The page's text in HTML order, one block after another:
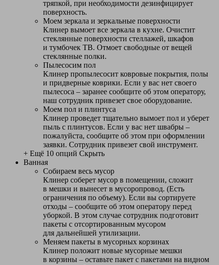
тряпкой, при необходимости дезинфицирует
поверхность.
Моем зеркала и зеркальные поверхности
Клинер вымоет все зеркала в кухне. Очистит
стеклянные поверхности стеллажей, шкафов
и тумбочек ТВ. Отмоет свободные от вещей
стеклянные полки.
Пылесосим пол
Клинер пропылесосит ковровые покрытия, полы
и придверные коврики. Если у вас нет своего
пылесоса – заранее сообщите об этом оператору,
наш сотрудник привезет свое оборудование.
Моем пол и плинтуса
Клинер проведет тщательно вымоет пол и уберет
пыль с плинтусов. Если у вас нет швабры –
пожалуйста, сообщите об этом при оформлении
заявки. Сотрудник привезет свой инструмент.
+ Ещё 10 опций Скрыть
Ванная
Собираем весь мусор
Клинер соберет мусор в помещении, сложит
в мешки и вынесет в мусоропровод. (Есть
ограничения по объему). Если вы сортируете
отходы – сообщите об этом оператору перед
уборкой. В этом случае сотрудник подготовит
пакеты с отсортированным мусором
для дальнейшей утилизации.
Меняем пакеты в мусорных корзинах
Клинер положит новые мусорные мешки
в корзины – оставьте пакет с пакетами на видном